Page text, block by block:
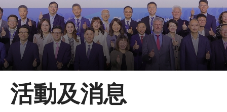
跳到內容（按回車鍵）
會員登入
主頁
關於LSCM
活動及消息